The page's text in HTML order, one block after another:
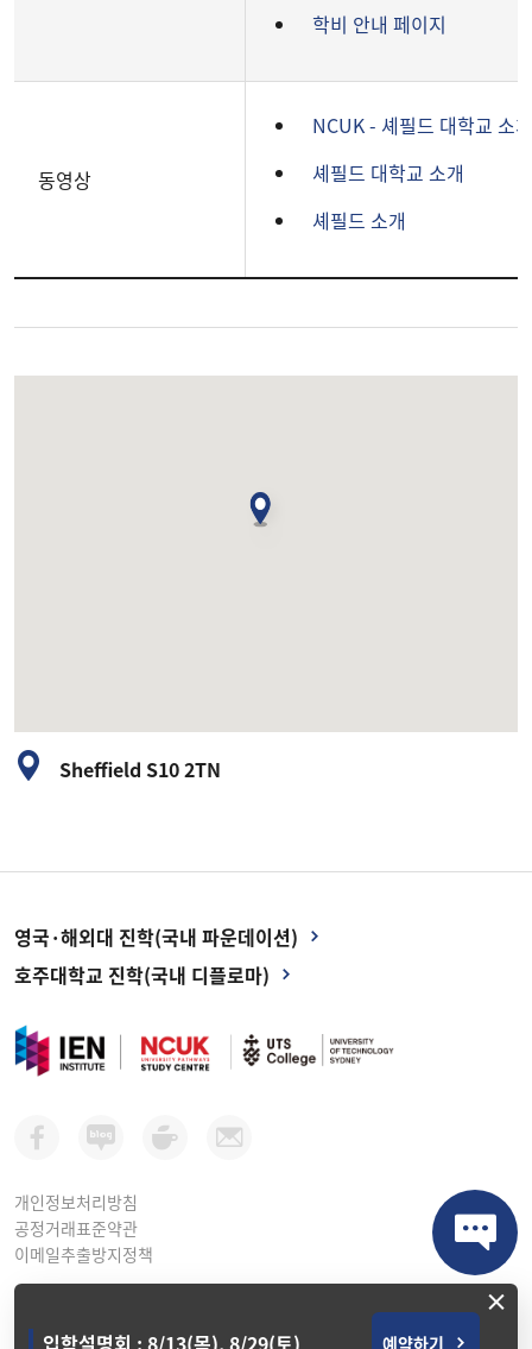
학비 안내 페이지
동영상
NCUK - 셰필드 대학교 소개
셰필드 대학교 소개
셰필드 소개
Sheffield S10 2TN
×
입학설명회 : 8/13(목), 8/29(토) 예약하기
영국·해외대 진학(국내 파운데이션)
호주대학교 진학(국내 디플로마)
서울시 강남구 테헤란로 416, 연봉빌딩 2층 (선릉역 1번 출구)
개인정보처리방침
공정거래표준약관
이메일추출방지정책